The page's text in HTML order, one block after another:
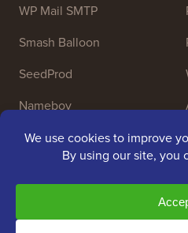
WP Mail SMTP
Smash Balloon
SeedProd
Nameboy
Copyright © 2009 - 2026
réservés. WPBeginner® est